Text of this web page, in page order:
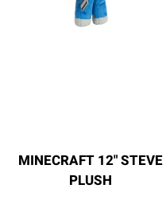
MINECRAFT 12" STEVE
PLUSH